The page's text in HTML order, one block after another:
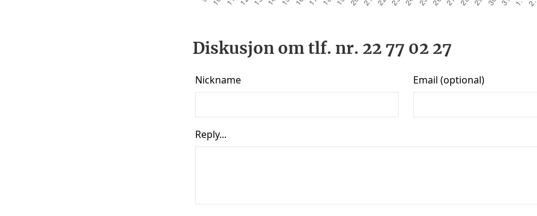
Diskusjon om tlf. nr. 22 77 02 27